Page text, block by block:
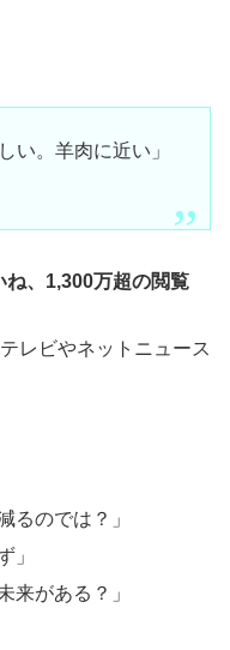
い。羊肉に近い」
ね、1,300万超の閲覧
レビやネットニュース
るのでは？」
」
来がある？」